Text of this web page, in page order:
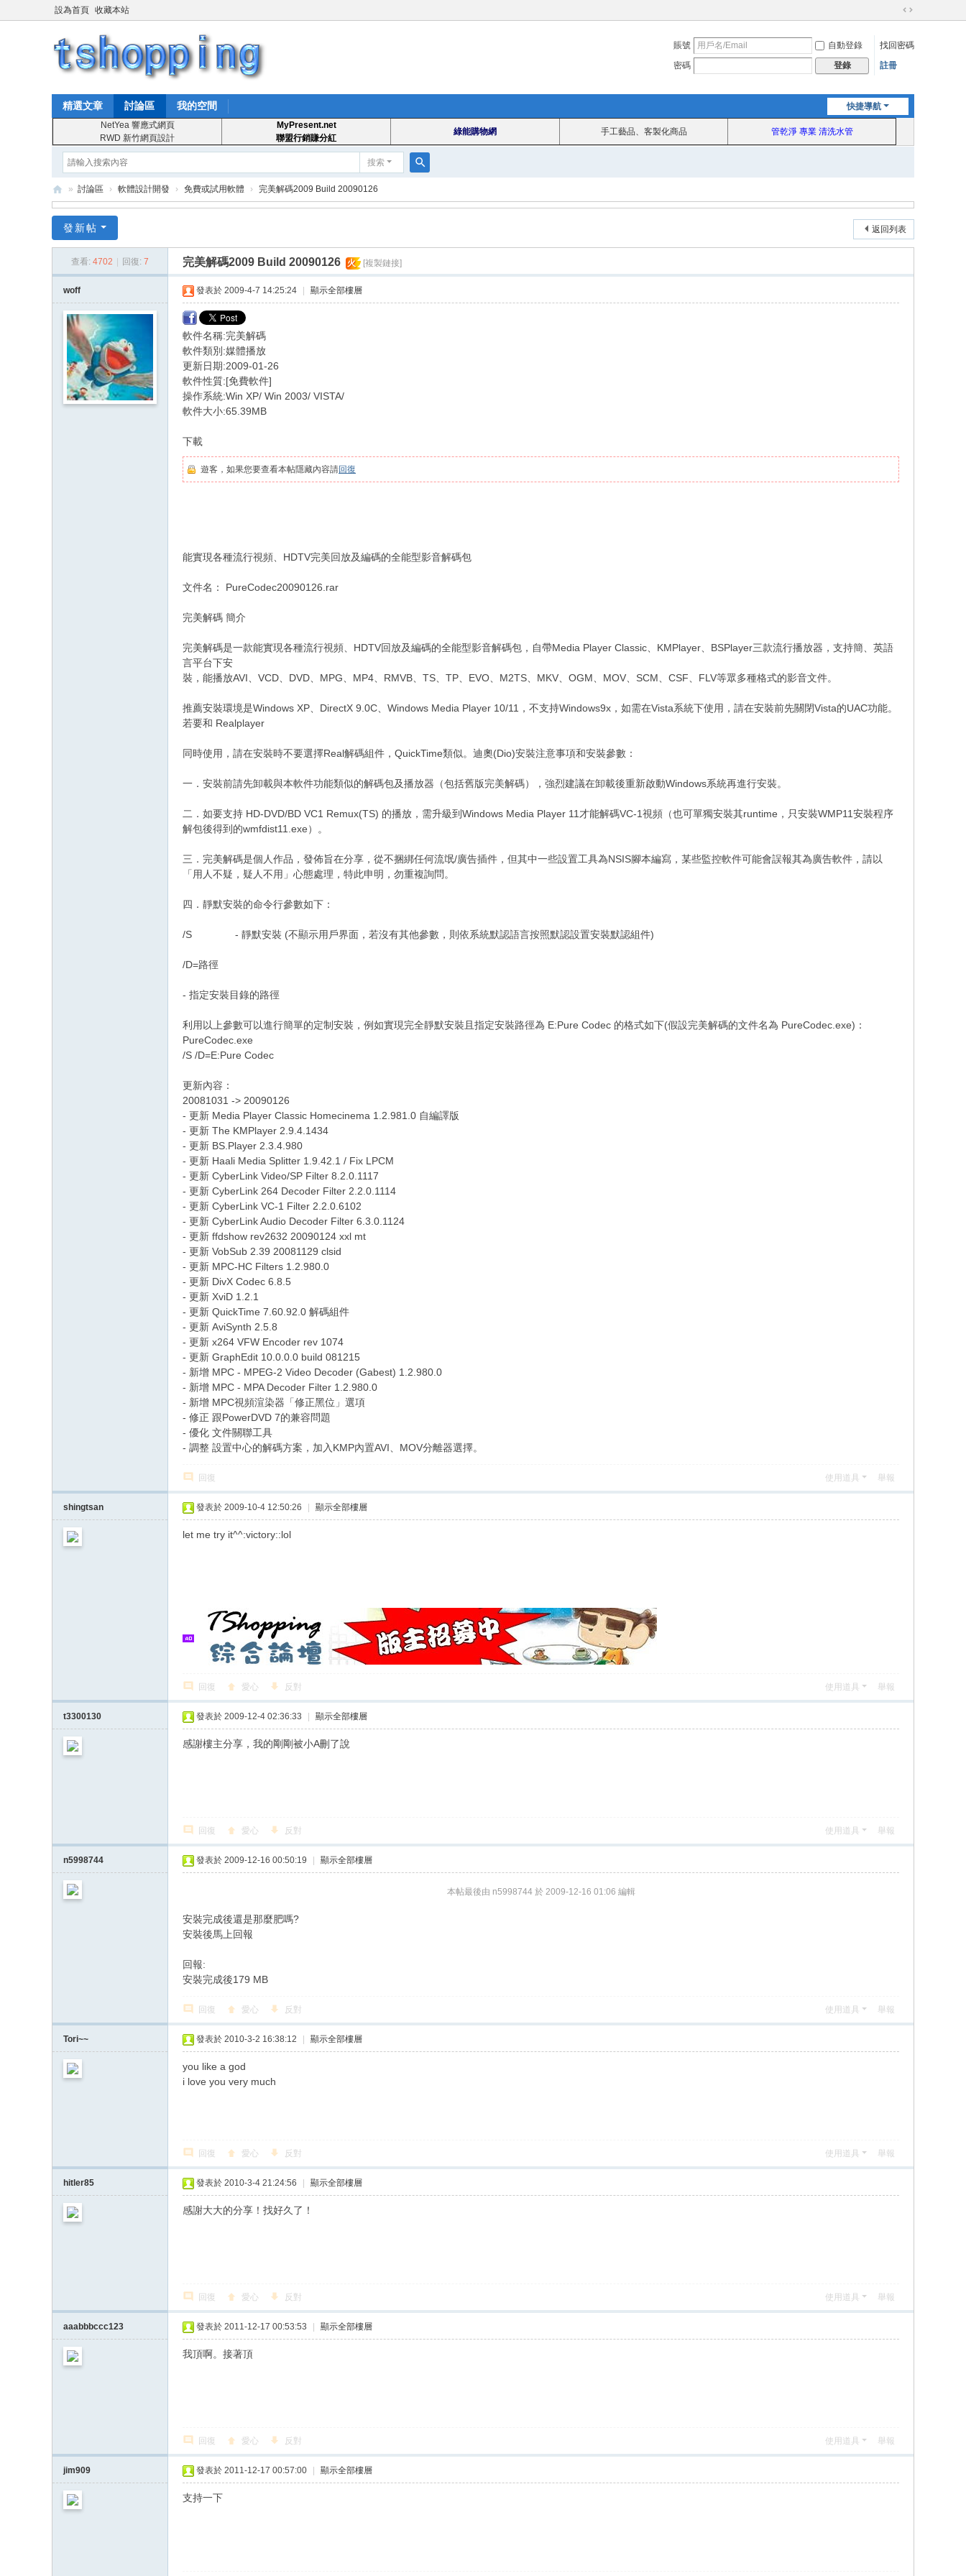
設為首頁 收藏本站
切
到
賬號 自動登錄
找回密碼
密碼
登錄 註冊
快捷導航
精選文章 討論區 我的空間
NetYea 響應式網頁
RWD 新竹網頁設計
MyPresent.net
聯盟行銷賺分紅
綠能購物網 手工藝品、客製化商品 管乾淨 專業 清洗水管
搜索
索
T
ho
pp
» 討論區 › 軟體設計開發 › 免費或試用軟體 › 完美解碼2009 Build 20090126
返回列表
發新帖
查看: 4702 回復: 7 完美解碼2009 Build 20090126 火 [複製鏈接]
woff 發表於 2009-4-7 14:25:24 顯示全部樓層
軟件名稱:完美解碼
軟件類別:媒體播放
更新日期:2009-01-26
軟件性質:[免費軟件]
操作系統:Win XP/ Win 2003/ VISTA/
軟件大小:65.39MB
下載
遊客，如果您要查看本帖隱藏內容請回復
能實現各種流行視頻、HDTV完美回放及編碼的全能型影音解碼包
文件名： PureCodec20090126.rar
完美解碼 簡介
完美解碼是一款能實現各種流行視頻、HDTV回放及編碼的全能型影音解碼包，自帶Media Player Classic、KMPlayer、BSPlayer三款流行播放器，支持簡、英語
言平台下安
裝，能播放AVI、VCD、DVD、MPG、MP4、RMVB、TS、TP、EVO、M2TS、MKV、OGM、MOV、SCM、CSF、FLV等眾多種格式的影音文件。
推薦安裝環境是Windows XP、DirectX 9.0C、Windows Media Player 10/11，不支持Windows9x，如需在Vista系統下使用，請在安裝前先關閉Vista的UAC功能。
若要和 Realplayer
同時使用，請在安裝時不要選擇Real解碼組件，QuickTime類似。迪奧(Dio)安裝注意事項和安裝參數：
一．安裝前請先卸載與本軟件功能類似的解碼包及播放器（包括舊版完美解碼），強烈建議在卸載後重新啟動Windows系統再進行安裝。
二．如要支持 HD-DVD/BD VC1 Remux(TS) 的播放，需升級到Windows Media Player 11才能解碼VC-1視頻（也可單獨安裝其runtime，只安裝WMP11安裝程序
解包後得到的wmfdist11.exe）。
三．完美解碼是個人作品，發佈旨在分享，從不捆綁任何流氓/廣告插件，但其中一些設置工具為NSIS腳本編寫，某些監控軟件可能會誤報其為廣告軟件，請以
「用人不疑，疑人不用」心態處理，特此申明，勿重複詢問。
四．靜默安裝的命令行參數如下：
/S - 靜默安裝 (不顯示用戶界面，若沒有其他參數，則依系統默認語言按照默認設置安裝默認組件)
/D=路徑
- 指定安裝目錄的路徑
利用以上參數可以進行簡單的定制安裝，例如實現完全靜默安裝且指定安裝路徑為 E:Pure Codec 的格式如下(假設完美解碼的文件名為 PureCodec.exe)：
PureCodec.exe
/S /D=E:Pure Codec
更新內容：
20081031 -> 20090126
- 更新 Media Player Classic Homecinema 1.2.981.0 自編譯版
- 更新 The KMPlayer 2.9.4.1434
- 更新 BS.Player 2.3.4.980
- 更新 Haali Media Splitter 1.9.42.1 / Fix LPCM
- 更新 CyberLink Video/SP Filter 8.2.0.1117
- 更新 CyberLink 264 Decoder Filter 2.2.0.1114
- 更新 CyberLink VC-1 Filter 2.2.0.6102
- 更新 CyberLink Audio Decoder Filter 6.3.0.1124
- 更新 ffdshow rev2632 20090124 xxl mt
- 更新 VobSub 2.39 20081129 clsid
- 更新 MPC-HC Filters 1.2.980.0
- 更新 DivX Codec 6.8.5
- 更新 XviD 1.2.1
- 更新 QuickTime 7.60.92.0 解碼組件
- 更新 AviSynth 2.5.8
- 更新 x264 VFW Encoder rev 1074
- 更新 GraphEdit 10.0.0.0 build 081215
- 新增 MPC - MPEG-2 Video Decoder (Gabest) 1.2.980.0
- 新增 MPC - MPA Decoder Filter 1.2.980.0
- 新增 MPC視頻渲染器「修正黑位」選項
- 修正 跟PowerDVD 7的兼容問題
- 優化 文件關聯工具
- 調整 設置中心的解碼方案，加入KMP內置AVI、MOV分離器選擇。
回復 使用道具 舉報
shingtsan 發表於 2009-10-4 12:50:26 顯示全部樓層
let me try it^^:victory::lol
回復 愛心 反對 使用道具 舉報
t3300130 發表於 2009-12-4 02:36:33 顯示全部樓層
感謝樓主分享，我的剛剛被小A刪了說
回復 愛心 反對 使用道具 舉報
n5998744 發表於 2009-12-16 00:50:19 顯示全部樓層
本帖最後由 n5998744 於 2009-12-16 01:06 編輯
安裝完成後還是那麼肥嗎?
安裝後馬上回報
回報:
安裝完成後179 MB
回復 愛心 反對 使用道具 舉報
Tori~~ 發表於 2010-3-2 16:38:12 顯示全部樓層
you like a god
i love you very much
回復 愛心 反對 使用道具 舉報
hitler85 發表於 2010-3-4 21:24:56 顯示全部樓層
感謝大大的分享！找好久了！
回復 愛心 反對 使用道具 舉報
aaabbbccc123 發表於 2011-12-17 00:53:53 顯示全部樓層
我頂啊。接著頂
回復 愛心 反對 使用道具 舉報
jim909 發表於 2011-12-17 00:57:00 顯示全部樓層
支持一下